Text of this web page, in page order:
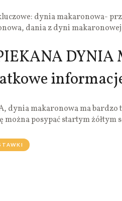
dynia makaronowa-
dania z dyni
DYNIA
dynia makaronowa ma
można posypać startym żółtym